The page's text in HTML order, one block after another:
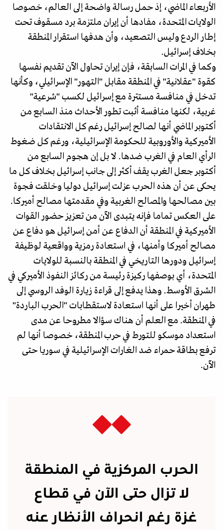
الأربعاء الماضي، إذ حمل رسالة واضحة إلى العالم، خصوصا
الولايات المتحدة، مفادها أن إيران ملتزمة برد مسقوف تحت
إطار الردع وليس التصعيد، وأن هدفها استقرار المنطقة
بخلاف إسرائيل.
وكما في المرات السابقة، فإن إيران تحاول الآن تقديم نفسها
كقوة "عقلانية" في المنطقة مقابل "التهور" الإسرائيلي، وكأنها
تدخل في منافسة مستترة مع إسرائيل لكسب "شرعية"
غربية، لكنها منافسة أثبت تطور الأحداث منذ السابع من
أكتوبر الماضي أنها لصالح إسرائيل رغم كل الانتقادات
الأميركية والأوروبية للحكومة الإسرائيلية، ورغم كل ضغوط
الرأي العام في الغرب ضدها. لا بل إن هجوم السابع من
أكتوبر جعل الغرب يقف أكثر إلى جانب إسرائيل بخلاف كل ما
يحكى عن أن هذه الحرب عزلت إسرائيل دوليا وخلقت فجوة
بين مصالحها والمصالح الغربية وفي مقدمتها مصالح أميركا.
على العكس تماما فإنه يتبدى الآن من تعزيز حضور القوات
الأميركية في المنطقة أن الدفاع عن أمن إسرائيل هو دفاع عن
مصالح أميركا وأمنها، في استعادة رمزية وواقعية لوظيفة
إسرائيل ودورها التاريخي في المنطقة بالنسبة للولايات
المتحدة، أي بوصفها ركيزة رئيسة من ركائز النفوذ الأميركي في
الشرق الأوسط. وهذا يدفع إلى قراءة زيارة الوفد الروسي إلى
طهران أخيرا على أنها استعادة لاستقطابات "الحرب الباردة"
في المنطقة. مع العلم أن هناك سؤالا مطروحا عن مدى
استعداد موسكو للتورط في حرب المنطقة، خصوصا أنها لم
ترفع بطاقة حمراء ضد الغارات الإسرائيلية في سوريا حتى
الآن.
الحرب المركزية في المنطقة
لا تزال حتى الآن في قطاع
غزة رغم انحراف الأنظار عنه